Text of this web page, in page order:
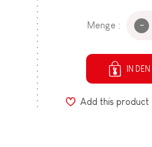
Menge : -
IN
Add this product